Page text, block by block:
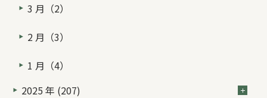
3 月（2）
2 月（3）
1 月（4）
2025 年 (207)